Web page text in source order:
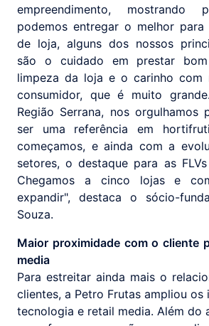
empreendimento,
podemos entregar o melhor
de loja, alguns dos nossos
são o cuidado em prestar
limpeza da loja e o carinho com
consumidor, que é muito
Região Serrana, nos orgulhamos
ser uma referência em
começamos, e ainda com a
setores, o destaque para as
Chegamos a cinco lojas e
expandir", destaca o sócio-
Souza.
Maior proximidade com o cliente
media
Para estreitar ainda mais o
clientes, a Petro Frutas ampliou os
tecnologia e retail media. Além do